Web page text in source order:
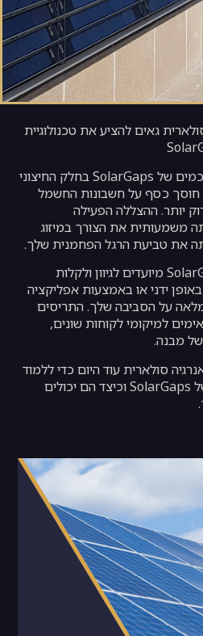
גאים להציע את טכנולוגיית
על ידי התקנת התריסים החכמים של SolarGaps בחלק החיצוני
חוסך כסף על חשבונות החשמל
יותר. ההצללה הפעילה
משמעותית את הצורך במיזוג
את טביעת הרגל הפחמנית שלך.
התריסים החכמים של SolarGaps מיועדים לגיוון ולקלות
ידני או באמצעות אפליקציה
על הסביבה שלך. התריסים
למיקומי לקוחות שונים,
של מבנה.
סולארית עוד היום כדי ללמוד
עוד על התריסים החכמים של SolarGaps וכיצד הם יכולים